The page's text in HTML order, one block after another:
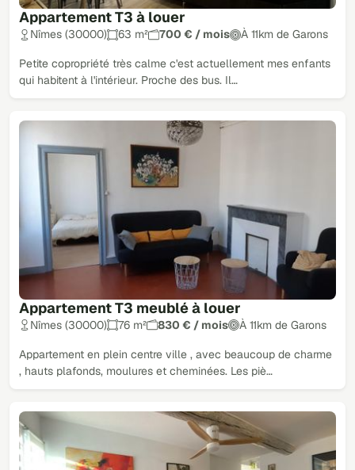
Appartement T3 à louer
Nîmes (30000) 63 m² 700 € / mois À 11km de Garons
Petite copropriété très calme c'est actuellement mes enfants
qui habitent à l'intérieur. Proche des bus. Il…
Appartement T3 meublé à louer
Nîmes (30000) 76 m² 830 € / mois À 11km de Garons
Appartement en plein centre ville , avec beaucoup de charme
, hauts plafonds, moulures et cheminées. Les piè…